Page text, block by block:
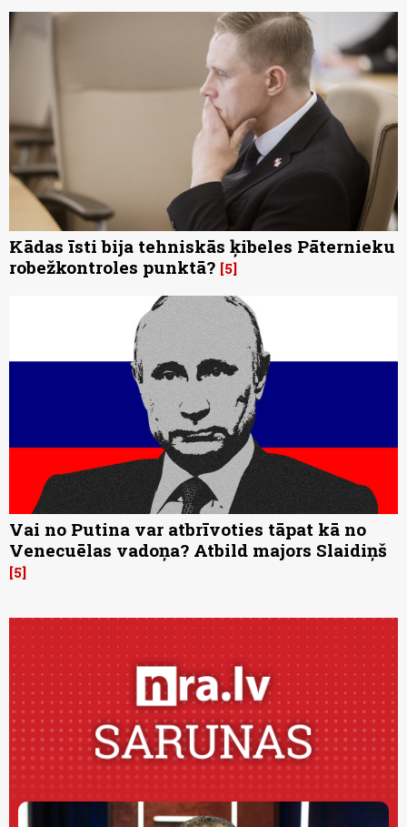
Kādas īsti bija tehniskās ķibeles Pāternieku
robežkontroles punktā? 5
Vai no Putina var atbrīvoties tāpat kā no
Venecuēlas vadoņa? Atbild majors Slaidiņš
5